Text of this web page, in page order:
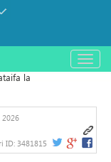
باز
و
2026
ID:3481815